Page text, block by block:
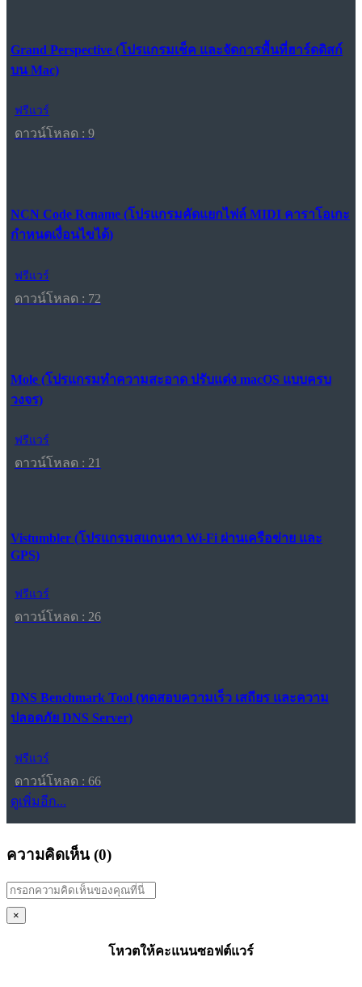
Grand Perspective (โปรแกรมเช็ค และจัดการพื้นที่ฮาร์ดดิสก์
บน Mac)
ฟรีแวร์
ดาวน์โหลด : 9
NCN Code Rename (โปรแกรมคัดแยกไฟล์ MIDI คาราโอเกะ
กำหนดเงื่อนไขได้)
ฟรีแวร์
ดาวน์โหลด : 72
Mole (โปรแกรมทำความสะอาด ปรับแต่ง macOS แบบครบ
วงจร)
ฟรีแวร์
ดาวน์โหลด : 21
Vistumbler (โปรแกรมสแกนหา Wi-Fi ผ่านเครือข่าย และ
GPS)
ฟรีแวร์
ดาวน์โหลด : 26
DNS Benchmark Tool (ทดสอบความเร็ว เสถียร และความ
ปลอดภัย DNS Server)
ฟรีแวร์
ดาวน์โหลด : 66
ดูเพิ่มอีก...
ความคิดเห็น (0)
×
โหวตให้คะแนนซอฟต์แวร์